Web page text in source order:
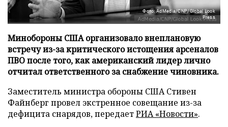
Фото: AdMedia/CNP/Global Look
Press
Минобороны США организовало внеплановую
встречу из-за критического истощения арсеналов
ПВО после того, как американский лидер лично
отчитал ответственного за снабжение чиновника.
Заместитель министра обороны США Стивен
Файнберг провел экстренное совещание из-за
дефицита снарядов, передаетРИА «Новости».